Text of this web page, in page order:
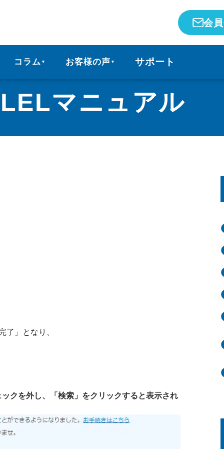
会
コラム ▼ お客様の声 ▼ サポート
マニュアル
」となり、
ックを外し、「検索」をクリックすると表示され